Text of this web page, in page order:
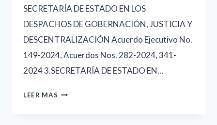
SECRETARÍA DE ESTADO EN LOS
DESPACHOS DE GOBERNACIÓN, JUSTICIA Y
DESCENTRALIZACIÓN Acuerdo Ejecutivo No.
149-2024, Acuerdos Nos. 282-2024, 341-
2024 3.SECRETARÍA DE ESTADO EN…
LEER MAS 26-